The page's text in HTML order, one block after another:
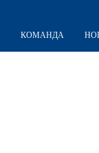
КОМАНДА